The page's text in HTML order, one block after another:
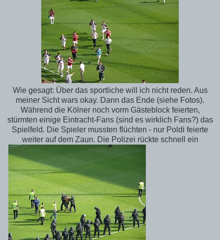
Wie gesagt: Über das sportliche will ich nicht reden. Aus
meiner Sicht wars okay. Dann das Ende (siehe Fotos).
Während die Kölner noch vorm Gästeblock feierten,
stürmten einige Eintracht-Fans (sind es wirklich Fans?) das
Spielfeld. Die Spieler mussten flüchten - nur Poldi feierte
weiter auf dem Zaun. Die Polizei rückte schnell ein